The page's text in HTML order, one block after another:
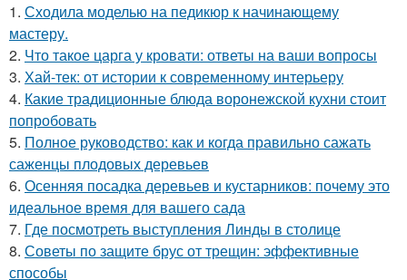
1. Сходила моделью на педикюр к начинающему
мастеру.
2. Что такое царга у кровати: ответы на ваши вопросы
3. Хай-тек: от истории к современному интерьеру
4. Какие традиционные блюда воронежской кухни стоит
попробовать
5. Полное руководство: как и когда правильно сажать
саженцы плодовых деревьев
6. Осенняя посадка деревьев и кустарников: почему это
идеальное время для вашего сада
7. Где посмотреть выступления Линды в столице
8. Советы по защите брус от трещин: эффективные
способы